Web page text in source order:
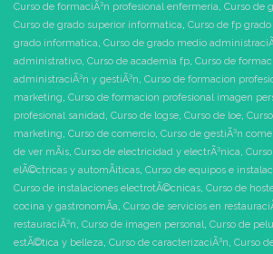
Curso de formaciÃ³n profesional enfermeria, Curso de
Curso de grado superior informatica, Curso de fp
grado informatica, Curso de grado medio
administrativo, Curso de academia fp, Curso de
administraciÃ³n y gestiÃ³n, Curso de formacion
marketing, Curso de formacion profesional imagen
profesional sanidad, Curso de logse, Curso de loe,
marketing, Curso de comercio, Curso de gestiÃ³n
de ver mÃ¡s, Curso de electricidad y electrÃ³nica,
elÃ©ctricas y automÃ¡ticas, Curso de equipos e
Curso de instalaciones electrotÃ©cnicas, Curso de
cocina y gastronomÃ­a, Curso de servicios en
restauraciÃ³n, Curso de imagen personal, Curso de
estÃ©tica y belleza, Curso de caracterizaciÃ³n, Curso